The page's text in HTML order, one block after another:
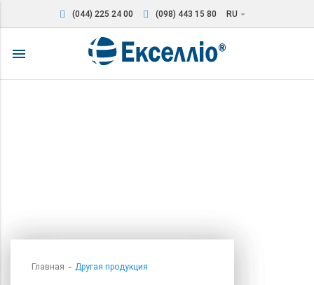
(044) 225 24 00 (098) 443 15 80 RU arrow_drop_down
menu
Главная Другая продукция